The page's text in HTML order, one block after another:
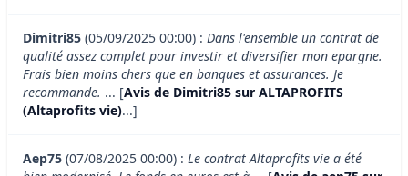
Dimitri85 (05/09/2025 00:00) : Dans l'ensemble un contrat de
qualité assez complet pour investir et diversifier mon epargne.
Frais bien moins chers que en banques et assurances. Je
recommande. ... [Avis de Dimitri85 sur ALTAPROFITS
(Altaprofits vie)...]
Aep75 (07/08/2025 00:00) : Le contrat Altaprofits vie a été